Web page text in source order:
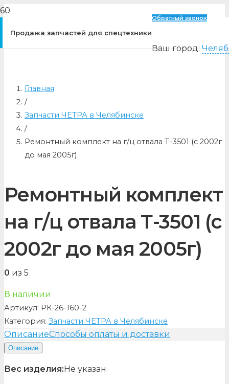
Продажа запчастей для спецтехники
Обратный звонок
Ваш город:
Главная
/
Запчасти ЧЕТРА в Челябинске
/
Ремонтный комплект на г/ц отвала Т-3501 (с 2002г
до мая 2005г)
Ремонтный комплект
на г/ц отвала Т-3501 (с
2002г до мая 2005г)
0 из 5
В наличии
Артикул: РК-26-160-2
Категория: Запчасти ЧЕТРА в Челябинске
ОписаниеСпособы оплаты и доставки
Описание
Вес изделия:Не указан